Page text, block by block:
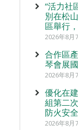
“活力社
別在松
區舉行
2026年8月
合作區
琴會展
2026年8月
優化在
組第二
防火安
2026年8月